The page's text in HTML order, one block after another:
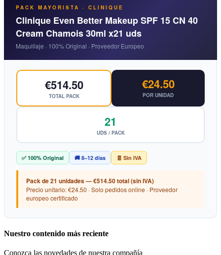
PACK MAYORISTA · CLINIQUE
Clinique Even Better Makeup SPF 15 CN 40
Cream Chamois 30ml x21 uds
Maquillaje · 100% Original · Proveedor Europeo
€514.50
TOTAL PACK
€24.50
POR UNIDAD
21
UDS / PACK
✅ 100% Original 🚚 8–12 días 🧾 Sin IVA
Pack de 21 unidades — €514.50 total (sin IVA)
Precio unitario: €24.50 · Solo pedidos online · Proveedor
europeo certificado
Nuestro contenido más reciente
Conozca las novedades de nuestra compañía